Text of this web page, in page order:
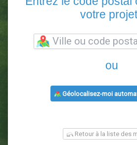
votre